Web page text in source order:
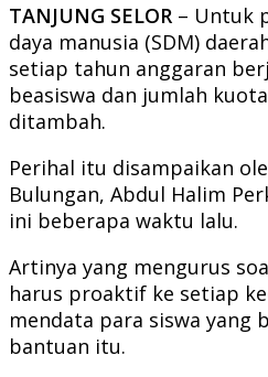
TANJUNG SELOR – Untuk
daya manusia (SDM)
setiap tahun anggaran
beasiswa dan jumlah
ditambah.
Perihal itu disampaikan
Bulungan, Abdul Halim
ini beberapa waktu lalu.
Artinya yang mengurus
harus proaktif ke setiap
mendata para siswa yang
bantuan itu.